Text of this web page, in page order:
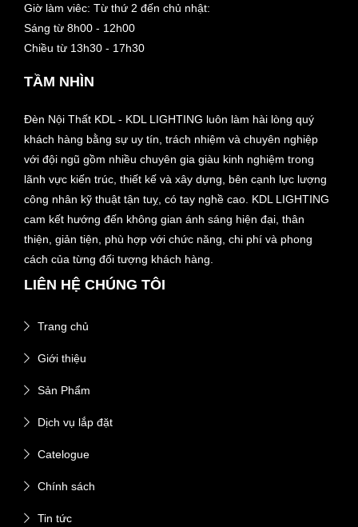
Giờ làm viêc: Từ thứ 2 đến chủ nhật:
Sáng từ 8h00 - 12h00
Chiều từ 13h30 - 17h30
TẦM NHÌN
Đèn Nội Thất KDL - KDL LIGHTING luôn làm hài lòng quý
khách hàng bằng sự uy tín, trách nhiệm và chuyên nghiệp
với đội ngũ gồm nhiều chuyên gia giàu kinh nghiệm trong
lãnh vực kiến trúc, thiết kế và xây dựng, bên cạnh lực lượng
công nhân kỹ thuật tận tuỵ, có tay nghề cao. KDL LIGHTING
cam kết hướng đến không gian ánh sáng hiện đại, thân
thiện, giản tiện, phù hợp với chức năng, chi phí và phong
cách của từng đối tượng khách hàng.
LIÊN HỆ CHÚNG TÔI
Trang chủ
Giới thiệu
Sản Phẩm
Dịch vụ lắp đặt
Catelogue
Chính sách
Tin tức